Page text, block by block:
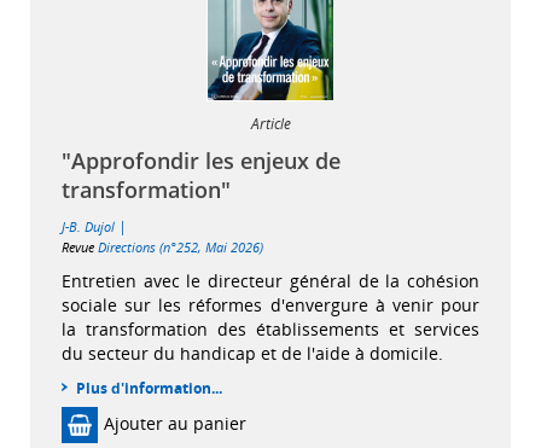
Article
"Approfondir les enjeux de
transformation"
J-B. Dujol |
Revue Directions (n°252, Mai 2026)
Entretien avec le directeur général de la cohésion
sociale sur les réformes d'envergure à venir pour
la transformation des établissements et services
du secteur du handicap et de l'aide à domicile.
Plus d'information...
Ajouter au panier